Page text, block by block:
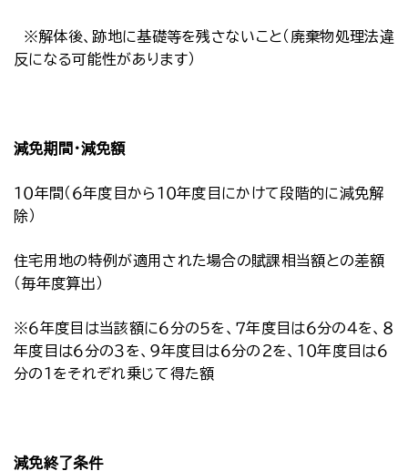
※解体後、跡地に基礎等を残さないこと（廃棄物処理法違
反になる可能性があります）
減免期間・減免額
１０年間（６年度目から１０年度目にかけて段階的に減免解
除）
住宅用地の特例が適用された場合の賦課相当額との差額
（毎年度算出）
※６年度目は当該額に６分の５を、７年度目は６分の４を、８
年度目は６分の３を、９年度目は６分の２を、１０年度目は６
分の１をそれぞれ乗じて得た額
減免終了条件